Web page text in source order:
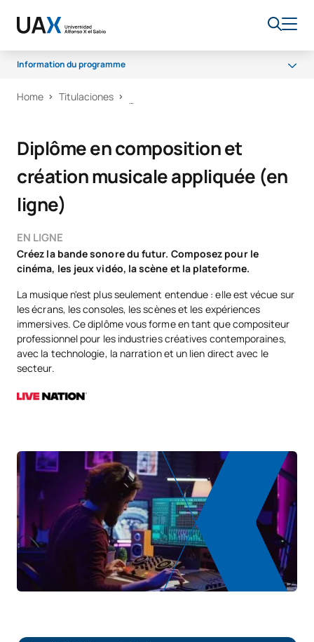
Information du programme
Programme
Bourses et aides financières
Qualité
Home Titulaciones
Diplôme en composition et
création musicale appliquée (en
ligne)
EN LIGNE
Créez la bande sonore du futur. Composez pour le
cinéma, les jeux vidéo, la scène et la plateforme.
La musique n'est plus seulement entendue : elle est vécue sur
les écrans, les consoles, les scènes et les expériences
immersives. Ce diplôme vous forme en tant que compositeur
professionnel pour les industries créatives contemporaines,
avec la technologie, la narration et un lien direct avec le
secteur.